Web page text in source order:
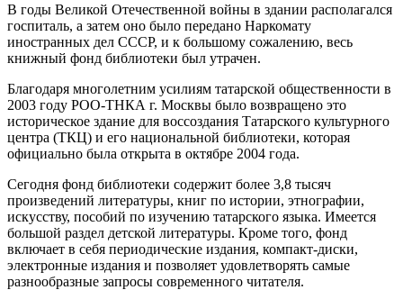
В годы Великой Отечественной войны в здании располагался
госпиталь, а затем оно было передано Наркомату
иностранных дел СССР, и к большому сожалению, весь
книжный фонд библиотеки был утрачен.
Благодаря многолетним усилиям татарской общественности в
2003 году РОО-ТНКА г. Москвы было возвращено это
историческое здание для воссоздания Татарского культурного
центра (ТКЦ) и его национальной библиотеки, которая
официально была открыта в октябре 2004 года.
Сегодня фонд библиотеки содержит более 3,8 тысяч
произведений литературы, книг по истории, этнографии,
искусству, пособий по изучению татарского языка. Имеется
большой раздел детской литературы. Кроме того, фонд
включает в себя периодические издания, компакт-диски,
электронные издания и позволяет удовлетворять самые
разнообразные запросы современного читателя.